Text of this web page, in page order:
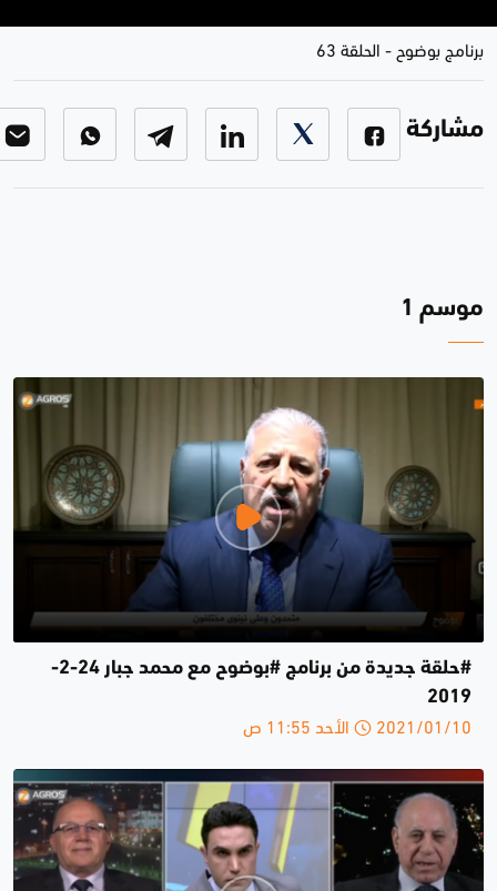
برنامج بوضوح - الحلقة 63
مشاركة
موسم 1
#حلقة جديدة من برنامج #بوضوح مع محمد جبار 24-2-
2019
2021/01/10 الأحد 11:55 ص